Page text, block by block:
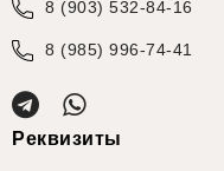
Реквизиты
8 (903) 532-84-16
8 (985) 996-74-41